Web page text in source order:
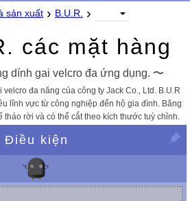
sản xuất › B.U.R. ›
các mặt hàng
dính gai velcro đa ứng dụng. 〜
đa năng của công ty Jack Co., Ltd. B.U.R
lĩnh vực từ công nghiệp đến hộ gia đình. Băng
tháo rời và có thể cắt theo kích thước tuỳ chỉnh.
Điều kiện